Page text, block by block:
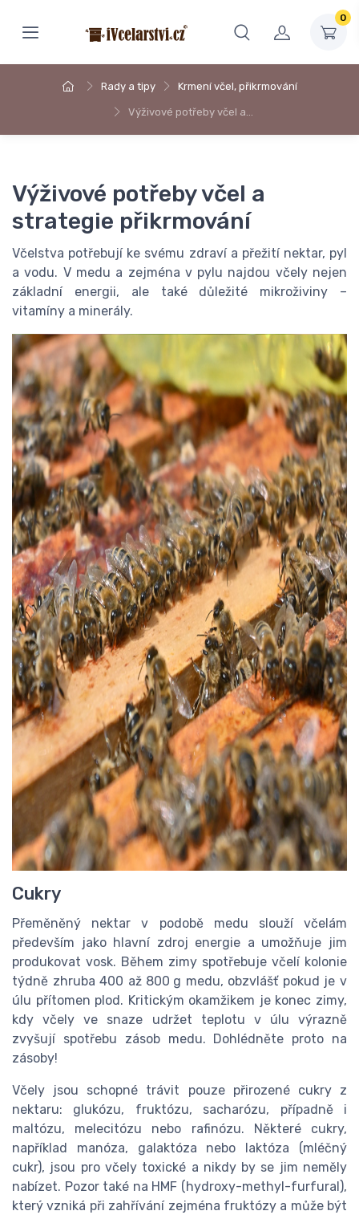
0
Rady a tipy Krmení včel, přikrmování
Výživové potřeby včel a…
Výživové potřeby včel a
strategie přikrmování
Včelstva potřebují ke svému zdraví a přežití nektar, pyl
a vodu. V medu a zejména v pylu najdou včely nejen
základní energii, ale také důležité mikroživiny –
vitamíny a minerály.
Cukry
Přeměněný nektar v podobě medu slouží včelám
především jako hlavní zdroj energie a umožňuje jim
produkovat vosk. Během zimy spotřebuje včelí kolonie
týdně zhruba 400 až 800 g medu, obzvlášť pokud je v
úlu přítomen plod. Kritickým okamžikem je konec zimy,
kdy včely ve snaze udržet teplotu v úlu výrazně
zvyšují spotřebu zásob medu. Dohlédněte proto na
zásoby!
Včely jsou schopné trávit pouze přirozené cukry z
nektaru: glukózu, fruktózu, sacharózu, případně i
maltózu, melecitózu nebo rafinózu. Některé cukry,
například manóza, galaktóza nebo laktóza (mléčný
cukr), jsou pro včely toxické a nikdy by se jim neměly
nabízet. Pozor také na HMF (hydroxy-methyl-furfural),
který vzniká při zahřívání zejména fruktózy a může být